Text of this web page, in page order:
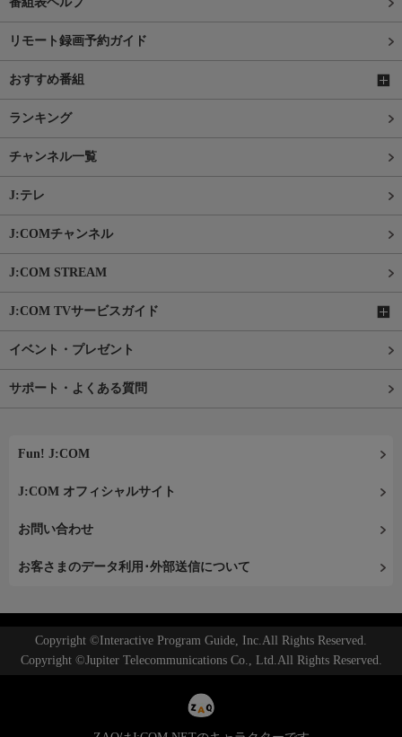
リモート録画予約ガイド
おすすめ番組
ランキング
チャンネル一覧
J:テレ
J:COMチャンネル
J:COM STREAM
J:COM TVサービスガイド
イベント・プレゼント
サポート・よくある質問
Fun! J:COM
J:COM オフィシャルサイト
お問い合わせ
お客さまのデータ利用･外部送信について
Copyright ©Interactive Program Guide, Inc.All Rights Reserved.
Copyright ©Jupiter Telecommunications Co., Ltd.All Rights Reserved.